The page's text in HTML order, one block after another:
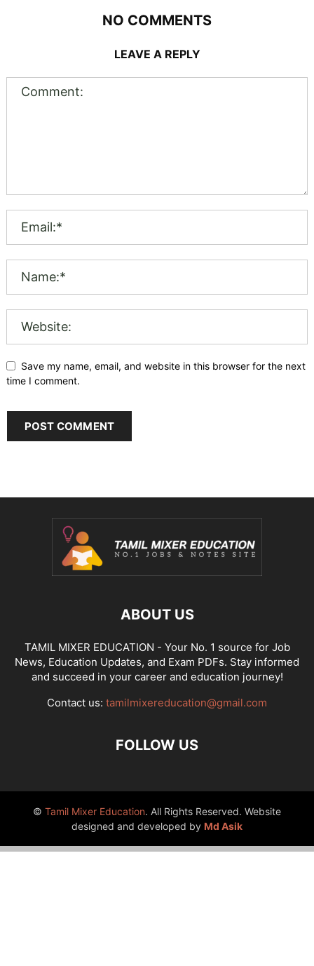
NO COMMENTS
LEAVE A REPLY
Save my name, email, and website in this browser for the next
time I comment.
ABOUT US
TAMIL MIXER EDUCATION - Your No. 1 source for Job
News, Education Updates, and Exam PDFs. Stay informed
and succeed in your career and education journey!
Contact us: tamilmixereducation@gmail.com
FOLLOW US
© Tamil Mixer Education. All Rights Reserved. Website
designed and developed by Md Asik